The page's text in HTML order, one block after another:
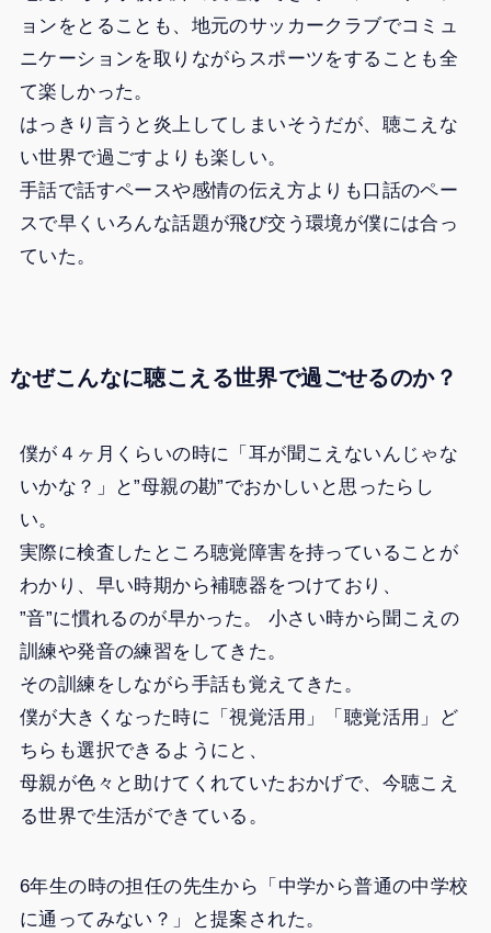
ョンをとることも、地元のサッカークラブでコミュ
ニケーションを取りながらスポーツをすることも全
て楽しかった。
はっきり言うと炎上してしまいそうだが、聴こえな
い世界で過ごすよりも楽しい。
手話で話すペースや感情の伝え方よりも口話のペー
スで早くいろんな話題が飛び交う環境が僕には合っ
ていた。
なぜこんなに聴こえる世界で過ごせるのか？
僕が４ヶ月くらいの時に「耳が聞こえないんじゃな
いかな？」と”母親の勘”でおかしいと思ったらし
い。
実際に検査したところ聴覚障害を持っていることが
わかり、早い時期から補聴器をつけており、
”音”に慣れるのが早かった。 小さい時から聞こえの
訓練や発音の練習をしてきた。
その訓練をしながら手話も覚えてきた。
僕が大きくなった時に「視覚活用」「聴覚活用」ど
ちらも選択できるようにと、
母親が色々と助けてくれていたおかげで、今聴こえ
る世界で生活ができている。
6年生の時の担任の先生から「中学から普通の中学校
に通ってみない？」と提案された。